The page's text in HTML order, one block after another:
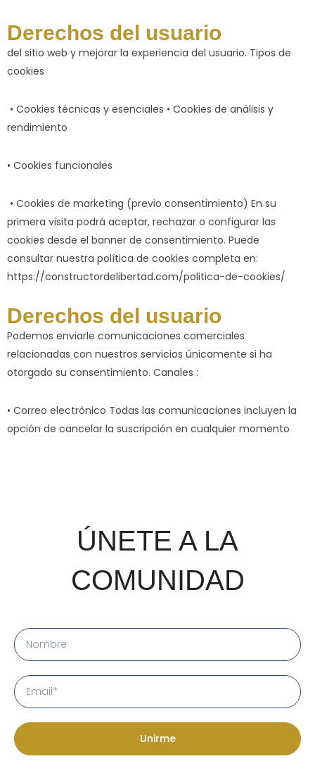
Derechos del usuario
del sitio web y mejorar la experiencia del usuario. Tipos de
cookies
• Cookies técnicas y esenciales • Cookies de análisis y
rendimiento
• Cookies funcionales
• Cookies de marketing (previo consentimiento) En su
primera visita podrá aceptar, rechazar o configurar las
cookies desde el banner de consentimiento. Puede
consultar nuestra política de cookies completa en:
https://constructordelibertad.com/politica-de-cookies/
Derechos del usuario
Podemos enviarle comunicaciones comerciales
relacionadas con nuestros servicios únicamente si ha
otorgado su consentimiento. Canales :
• Correo electrónico Todas las comunicaciones incluyen la
opción de cancelar la suscripción en cualquier momento
ÚNETE A LA
COMUNIDAD
Unirme